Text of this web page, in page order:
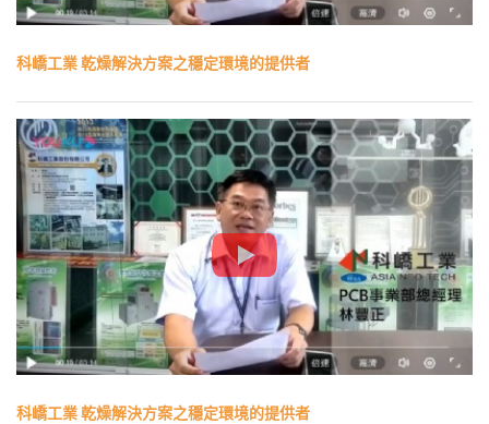
科嶠工業 乾燥解決方案之穩定環境的提供者
科嶠工業 乾燥解決方案之穩定環境的提供者